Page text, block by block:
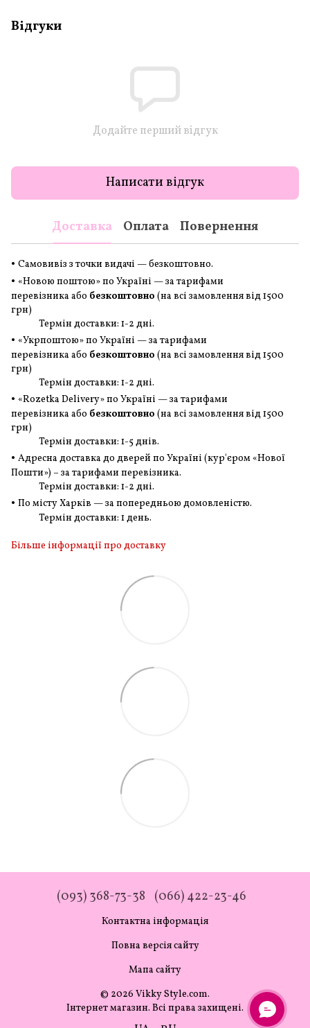
Відгуки
Додайте перший відгук
Написати відгук
Доставка Оплата Повернення
• Самовивіз з точки видачі — безкоштовно.
• «Новою поштою» по Україні — за тарифами
перевізника або безкоштовно (на всі замовленнявід 1500
грн)
Термін доставки: 1-2 дні.
• «Укрпоштою» по Україні — за тарифами
перевізника або безкоштовно (на всі замовленнявід 1500
грн)
Термін доставки: 1-2 дні.
• «Rozetka Delivery» по Україні — за тарифами
перевізника або безкоштовно (на всі замовленнявід 1500
грн)
Термін доставки: 1-5 днів.
• Адресна доставка до дверей по Україні (кур'єром «Нової
Пошти») – за тарифами перевізника.
Термін доставки: 1-2 дні.
• По місту Харків — за попередньою домовленістю.
Термін доставки: 1 день.
Більше інформації про доставку
(093) 368-73-38 (066) 422-23-46
Контактна інформація
Повна версія сайту
Мапа сайту
© 2026 Vikky Style.com.
Інтернет магазин. Всі права захищені.